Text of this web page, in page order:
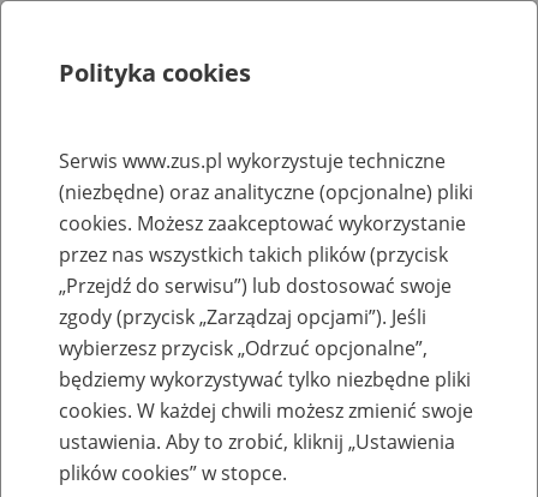
Rejestry, ewidencje i archiwa
Baza zlikwidowanych lub
przekształconych zakładów pracy
Nazwa zakładu pracy:
Polityka cookies
Serwis www.zus.pl wykorzystuje techniczne
(niezbędne) oraz analityczne (opcjonalne) pliki
cookies. Możesz zaakceptować wykorzystanie
przez nas wszystkich takich plików (przycisk
„Przejdź do serwisu”) lub dostosować swoje
zgody (przycisk „Zarządzaj opcjami”). Jeśli
wybierzesz przycisk „Odrzuć opcjonalne”,
będziemy wykorzystywać tylko niezbędne pliki
cookies. W każdej chwili możesz zmienić swoje
ustawienia. Aby to zrobić, kliknij „Ustawienia
plików cookies” w stopce.